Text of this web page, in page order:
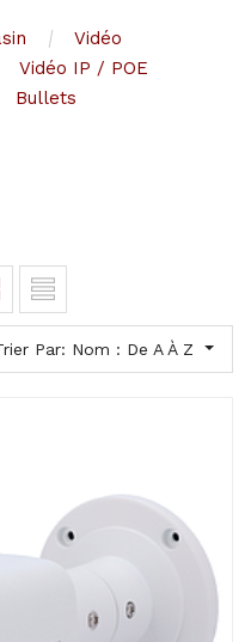
Vidéo
Vidéo IP / POE
Bullets
Par: Nom : De A À Z